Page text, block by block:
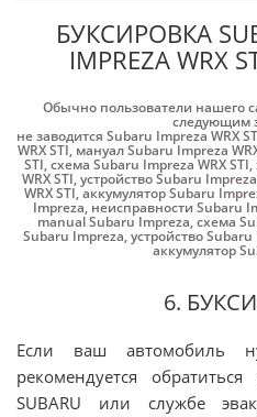
БУКСИРОВКА
IMPREZA WRX
Обычно пользователи нашего
следующим
не заводится Subaru Impreza WRX
WRX STI, мануал Subaru Impreza
STI,схема Subaru Impreza WRX STI,
WRX STI,устройство Subaru Impreza
WRX STI,аккумулятор Subaru
Impreza, неисправности Subaru
manual Subaru Impreza,схема
Subaru Impreza,устройство
аккумулятор
6.
Если ваш автомобиль
рекомендуется
SUBARU или службе